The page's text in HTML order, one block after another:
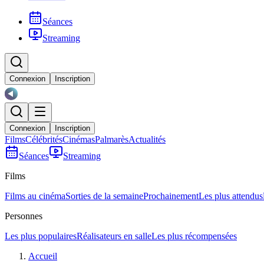
Séances
Streaming
Connexion Inscription
Connexion Inscription
FilmsCélébritésCinémasPalmarèsActualités
Séances
Streaming
Films
Films au cinémaSorties de la semaineProchainementLes plus attendus
Personnes
Les plus populairesRéalisateurs en salleLes plus récompensées
Accueil